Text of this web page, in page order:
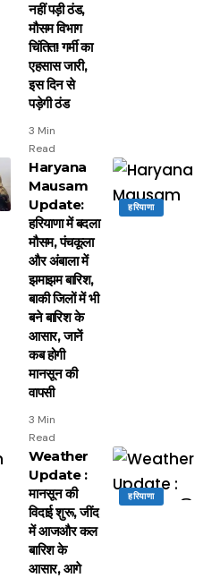
नहीं पड़ी ठंड,
मौसम विभाग
चिंतित! गर्मी का
एहसास जारी,
इस दिन से
पड़ेगी ठंड
3 Min
Read
हरियाणा
Haryana
Mausam
Update:
हरियाणा में बदला
मौसम, पंचकूला
और अंबाला में
झमाझम बारिश,
बाकी जिलों में भी
बने बारिश के
आसार, जानें
कब होगी
मानसून की
वापसी
3 Min
Read
हरियाणा
Weather
Update :
मानसून की
विदाई शुरू, जींद
में आजऔर कल
बारिश के
आसार, आगे